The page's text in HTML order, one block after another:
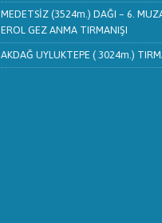
MEDETSİZ (3524m.) DAĞI – 6.
EROL GEZ ANMA TIRMANIŞI
AKDAĞ UYLUKTEPE ( 3024m.)